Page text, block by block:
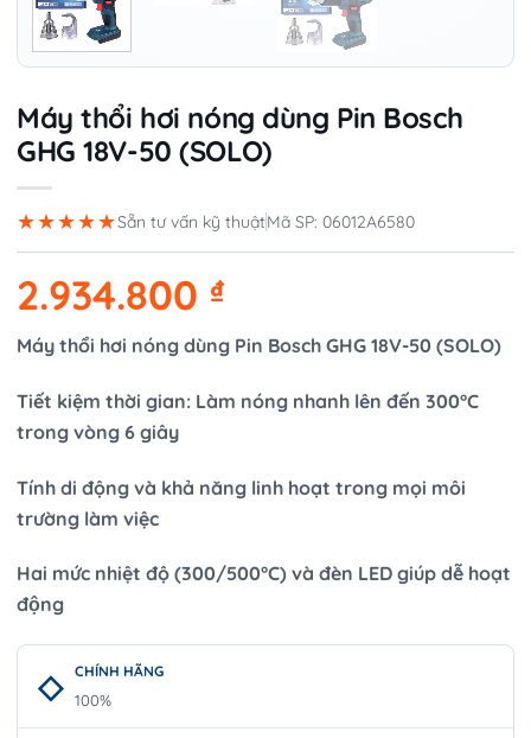
Máy thổi hơi nóng dùng Pin Bosch
GHG 18V-50 (SOLO)
★★★★★Sẵn tư vấn kỹ thuậtMã SP: 06012A6580
2.934.800 ₫
Máy thổi hơi nóng dùng Pin Bosch GHG 18V-50 (SOLO)
Tiết kiệm thời gian: Làm nóng nhanh lên đến 300°C
trong vòng 6 giây
Tính di động và khả năng linh hoạt trong mọi môi
trường làm việc
Hai mức nhiệt độ (300/500°C) và đèn LED giúp dễ hoạt
động
CHÍNH HÃNG
100%